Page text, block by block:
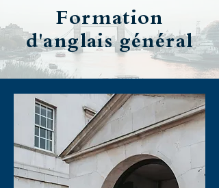
Formation
d'anglais général